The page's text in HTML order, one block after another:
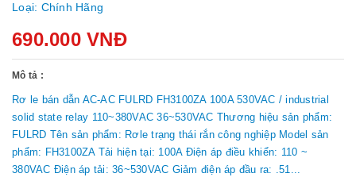
Loại: Chính Hãng
690.000 VNĐ
Mô tả :
Rơ le bán dẫn AC-AC FULRD FH3100ZA 100A 530VAC / industrial
solid state relay 110~380VAC 36~530VAC Thương hiệu sản phẩm:
FULRD Tên sản phẩm: Rơle trạng thái rắn công nghiệp Model sản
phẩm: FH3100ZA Tải hiện tại: 100A Điện áp điều khiển: 110 ~
380VAC Điện áp tải: 36~530VAC Giảm điện áp đầu ra: .51...